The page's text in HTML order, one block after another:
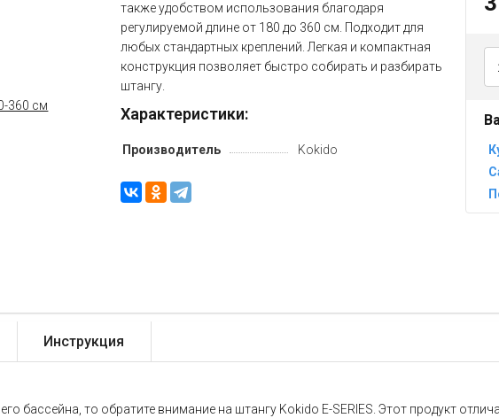
также удобством использования благодаря
регулируемой длине от 180 до 360 см. Подходит для
любых стандартных креплений. Легкая и компактная
конструкция позволяет быстро собирать и разбирать
штангу.
Характеристики:
Производитель Kokido
Инструкция
бассейна, то обратите внимание на штангу Kokido E-SERIES. Этот продукт